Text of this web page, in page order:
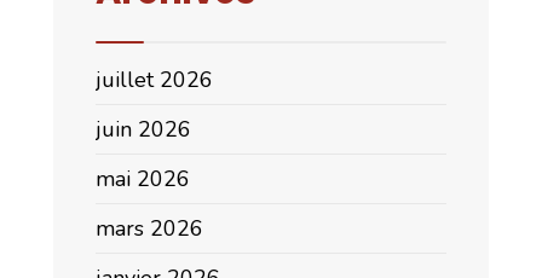
juillet 2026
juin 2026
mai 2026
mars 2026